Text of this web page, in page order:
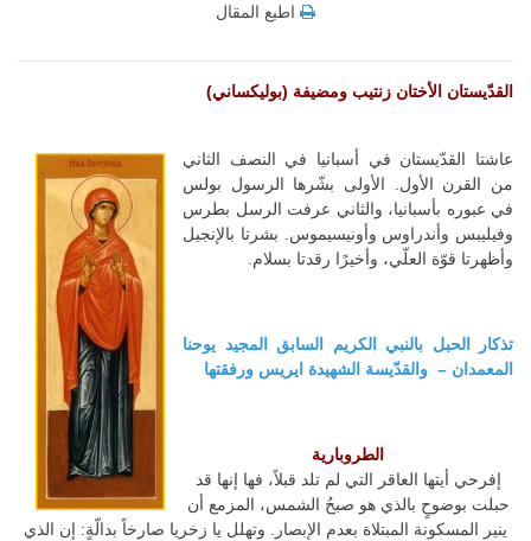
اطبع المقال
القدّيستان الأختان زنتيب ومضيفة (بوليكساني)
عاشتا القدّيستان في أسبانيا في النصف الثاني
من القرن الأول. الأولى بشّرها الرسول بولس
في عبوره بأسبانيا، والثاني عرفت الرسل بطرس
وفيليبس وأندراوس وأونيسيموس. بشرتا بالإنجيل
وأظهرتا قوّة العلّي، وأخيرًا رقدتا بسلام.
تذكار الحبل بالنبي الكريم السابق المجيد يوحنا
المعمدان – والقدّيسة الشهيدة ايريس ورفقتها
الطروبارية
إفرحي أيتها العاقر التي لم تلد قبلاً، فها إنها قد
حبلت بوضوحٍ بالذي هو صبحُ الشمس، المزمع أن
ينير المسكونة المبتلاة بعدم الإبصار. وتهلل يا زخريا صارخاً بدالّةٍ: إن الذي